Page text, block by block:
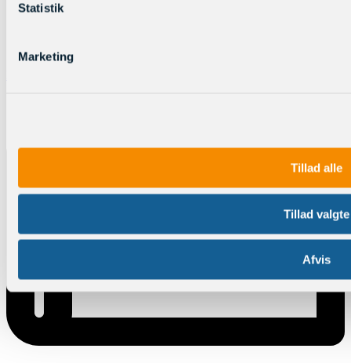
Statistik
Marketing
Tillad alle
Tillad valgte
Afvis